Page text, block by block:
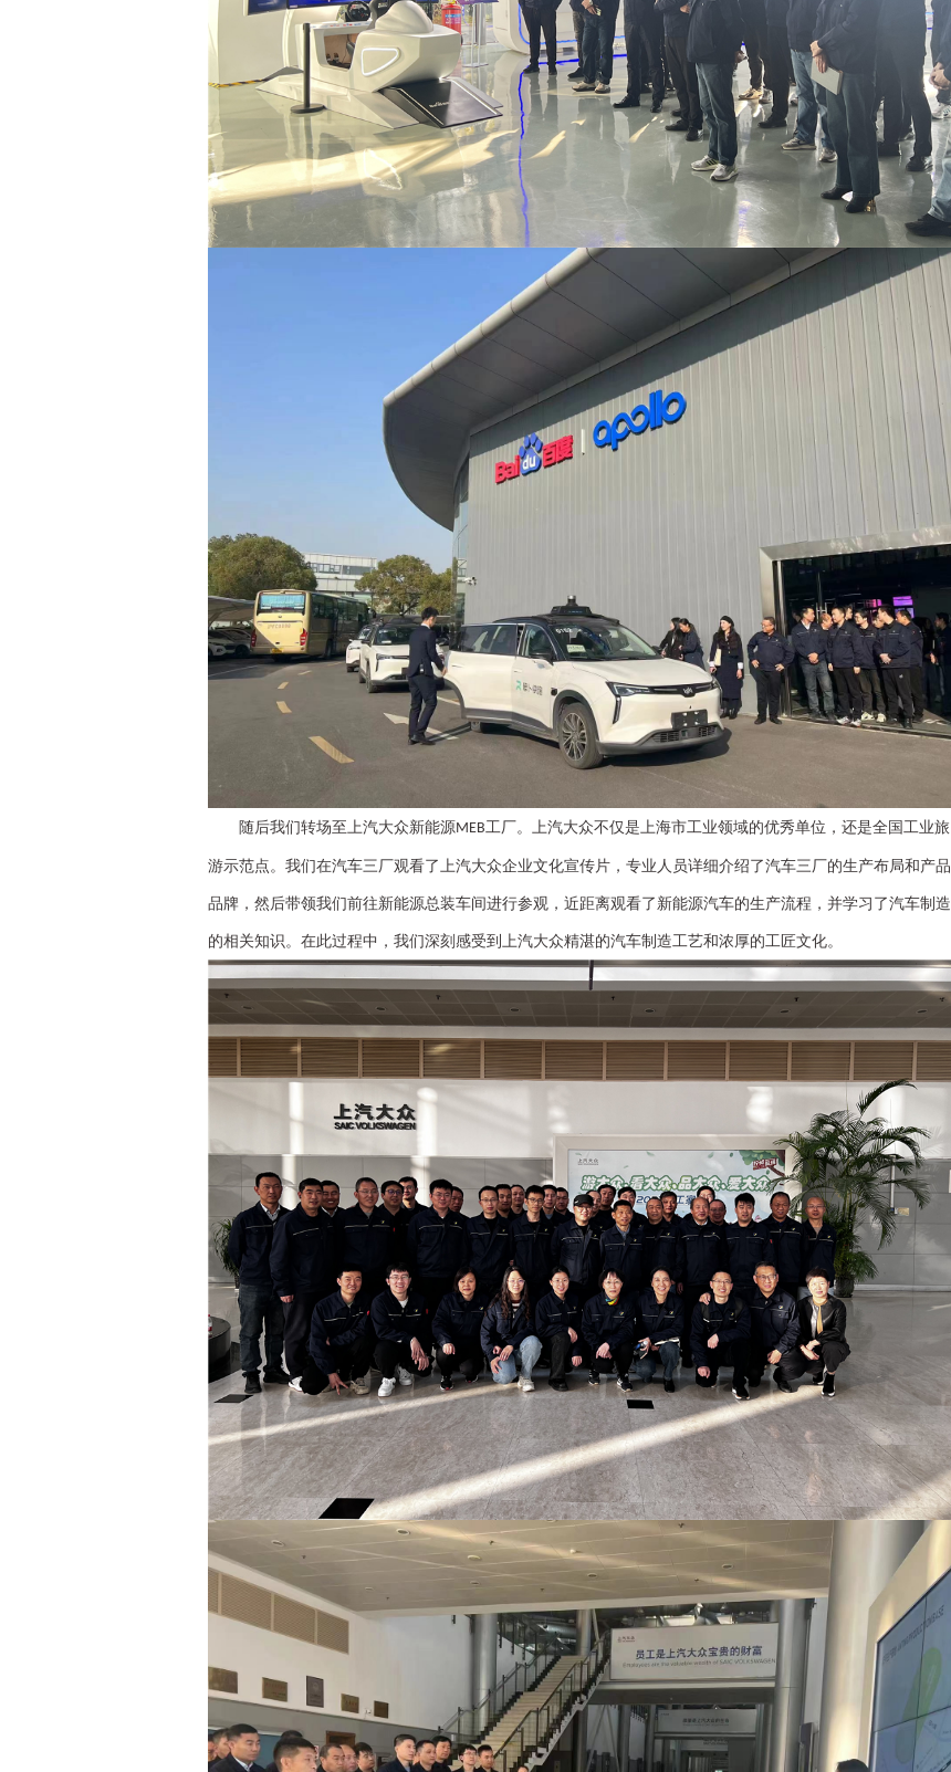
随后我们转场至上汽大众新能源MEB工厂。上汽大众不仅是上海市工业领域的优秀单位，还是全国工业旅
游示范点。我们在汽车三厂观看了上汽大众企业文化宣传片，专业人员详细介绍了汽车三厂的生产布局和产品
品牌 ，然 后带领我们前往新能源总装车间进行参观，近距离观看了新能源汽车的生产流程 ，并学习了汽车制造
的相关知识。在此过程中，我们深刻感受到上汽大众精湛的汽车制造工艺和浓厚的工匠文化。